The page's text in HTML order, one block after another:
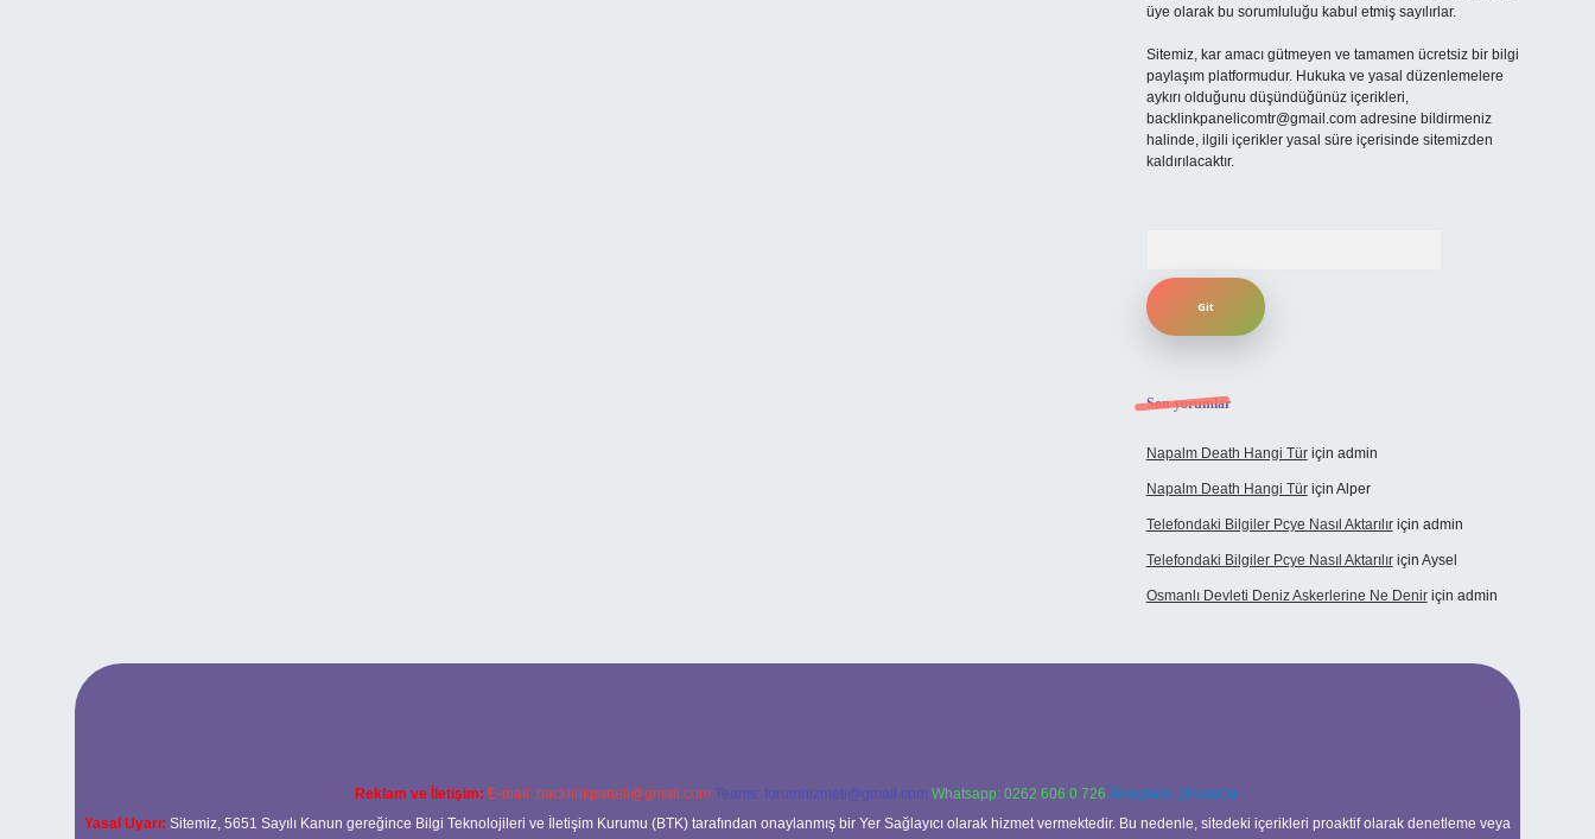
üye olarak bu sorumluluğu kabul etmiş sayılırlar.
Sitemiz, kar amacı gütmeyen ve tamamen ücretsiz bir bilgi
paylaşım platformudur. Hukuka ve yasal düzenlemelere
aykırı olduğunu düşündüğünüz içerikleri,
backlinkpanelicomtr@gmail.comadresine bildirmeniz
halinde, ilgili içerikler yasal süre içerisinde sitemizden
kaldırılacaktır.
Son yorumlar
Napalm Death Hangi Türiçin admin
Napalm Death Hangi Türiçin Alper
Telefondaki Bilgiler Pcye Nasıl Aktarılıriçin admin
Telefondaki Bilgiler Pcye Nasıl Aktarılıriçin Aysel
Osmanlı Devleti Deniz Askerlerine Ne Deniriçin admin
Reklam ve İletişim: E-mail: backlinkpaneli@gmail.com Teams: forumhizmeti@gmail.com Whatsapp: 0262 606 0 726 Telegram: @karabul
Yasal Uyarı: Sitemiz, 5651 Sayılı Kanun gereğince Bilgi Teknolojileri ve İletişim Kurumu (BTK) tarafından onaylanmış bir Yer Sağlayıcı olarak hizmet vermektedir. Bu nedenle, sitedeki içerikleri proaktif olarak denetleme veya